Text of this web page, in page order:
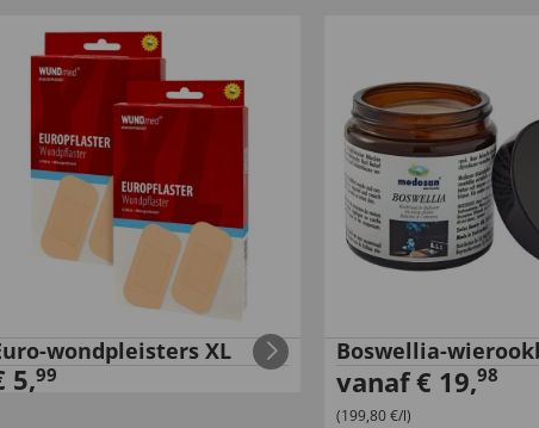
wondpleisters XL
5,99
Boswellia-
vanaf€ 19,98
(199,80 €/l)